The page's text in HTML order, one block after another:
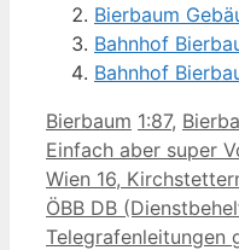
Bierbaum
Bahnhof
Bahnhof
Kategorien
Bierbaum 1:87,
Einfach aber super
Wien 16,
ÖBB DB
Telegrafenleitungen